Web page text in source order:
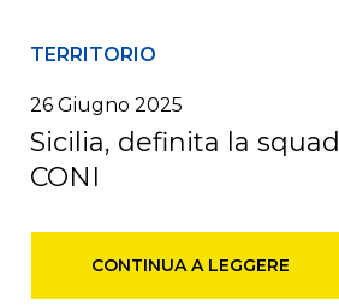
TERRITORIO
26 Giugno 2025
Sicilia, definita la
CONI
CONTINUA A LEGGERE